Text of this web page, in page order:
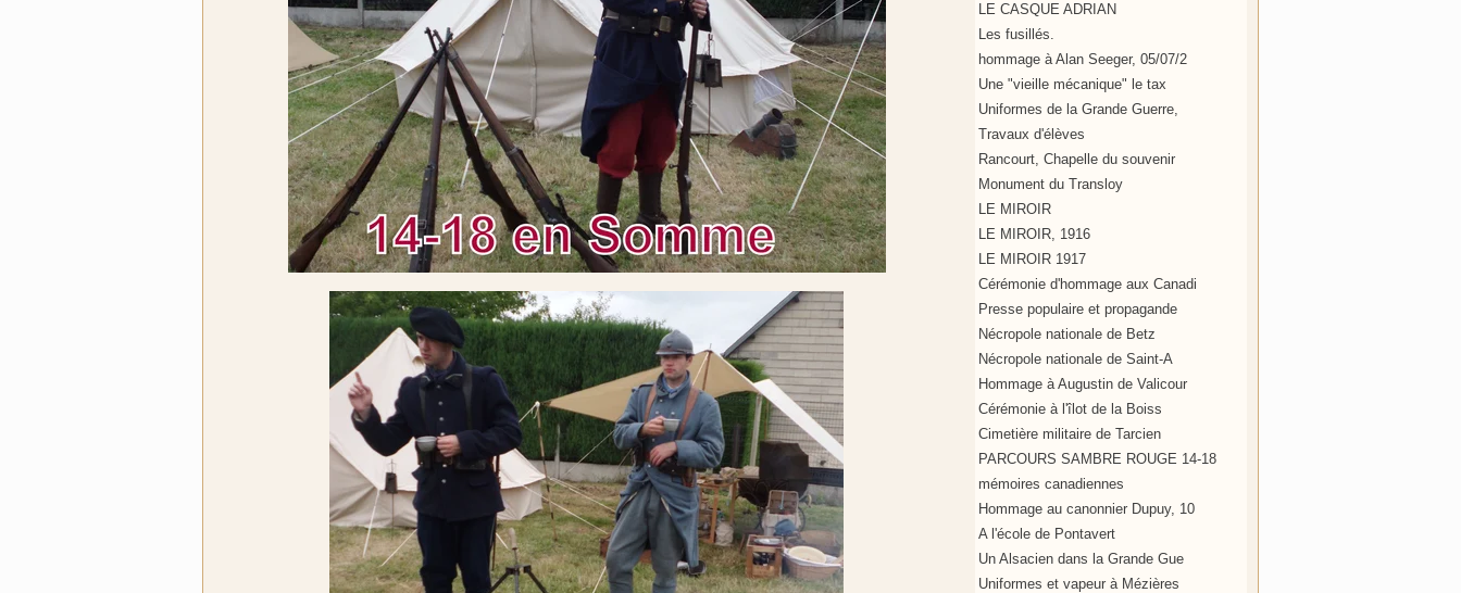
LE CASQUE ADRIAN
Les fusillés.
hommage à Alan Seeger, 05/07/2
Une "vieille mécanique" le tax
Uniformes de la Grande Guerre,
Travaux d'élèves
Rancourt, Chapelle du souvenir
Monument du Transloy
LE MIROIR
LE MIROIR, 1916
LE MIROIR 1917
Cérémonie d'hommage aux Canadi
Presse populaire et propagande
Nécropole nationale de Betz
Nécropole nationale de Saint-A
Hommage à Augustin de Valicour
Cérémonie à l'îlot de la Boiss
Cimetière militaire de Tarcien
PARCOURS SAMBRE ROUGE 14-18
mémoires canadiennes
Hommage au canonnier Dupuy, 10
A l'école de Pontavert
Un Alsacien dans la Grande Gue
Uniformes et vapeur à Mézières